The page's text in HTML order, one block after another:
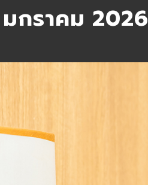
กราคม 2026